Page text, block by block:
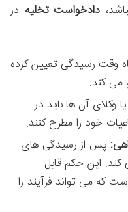
دادخواست تخلیه در
وقت رسیدگی تعیین کرده
می کند.
وکلای آن ها باید در
خود را مطرح کنند.
پس از رسیدگی های
کند. این حکم قابل
که می تواند فرآیند را